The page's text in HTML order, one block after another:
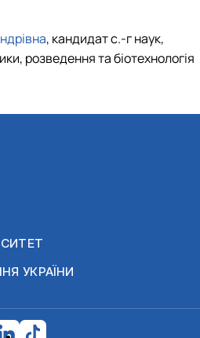
, кандидат с.-г наук,
розведення та біотехнологія
УКРАЇНИ